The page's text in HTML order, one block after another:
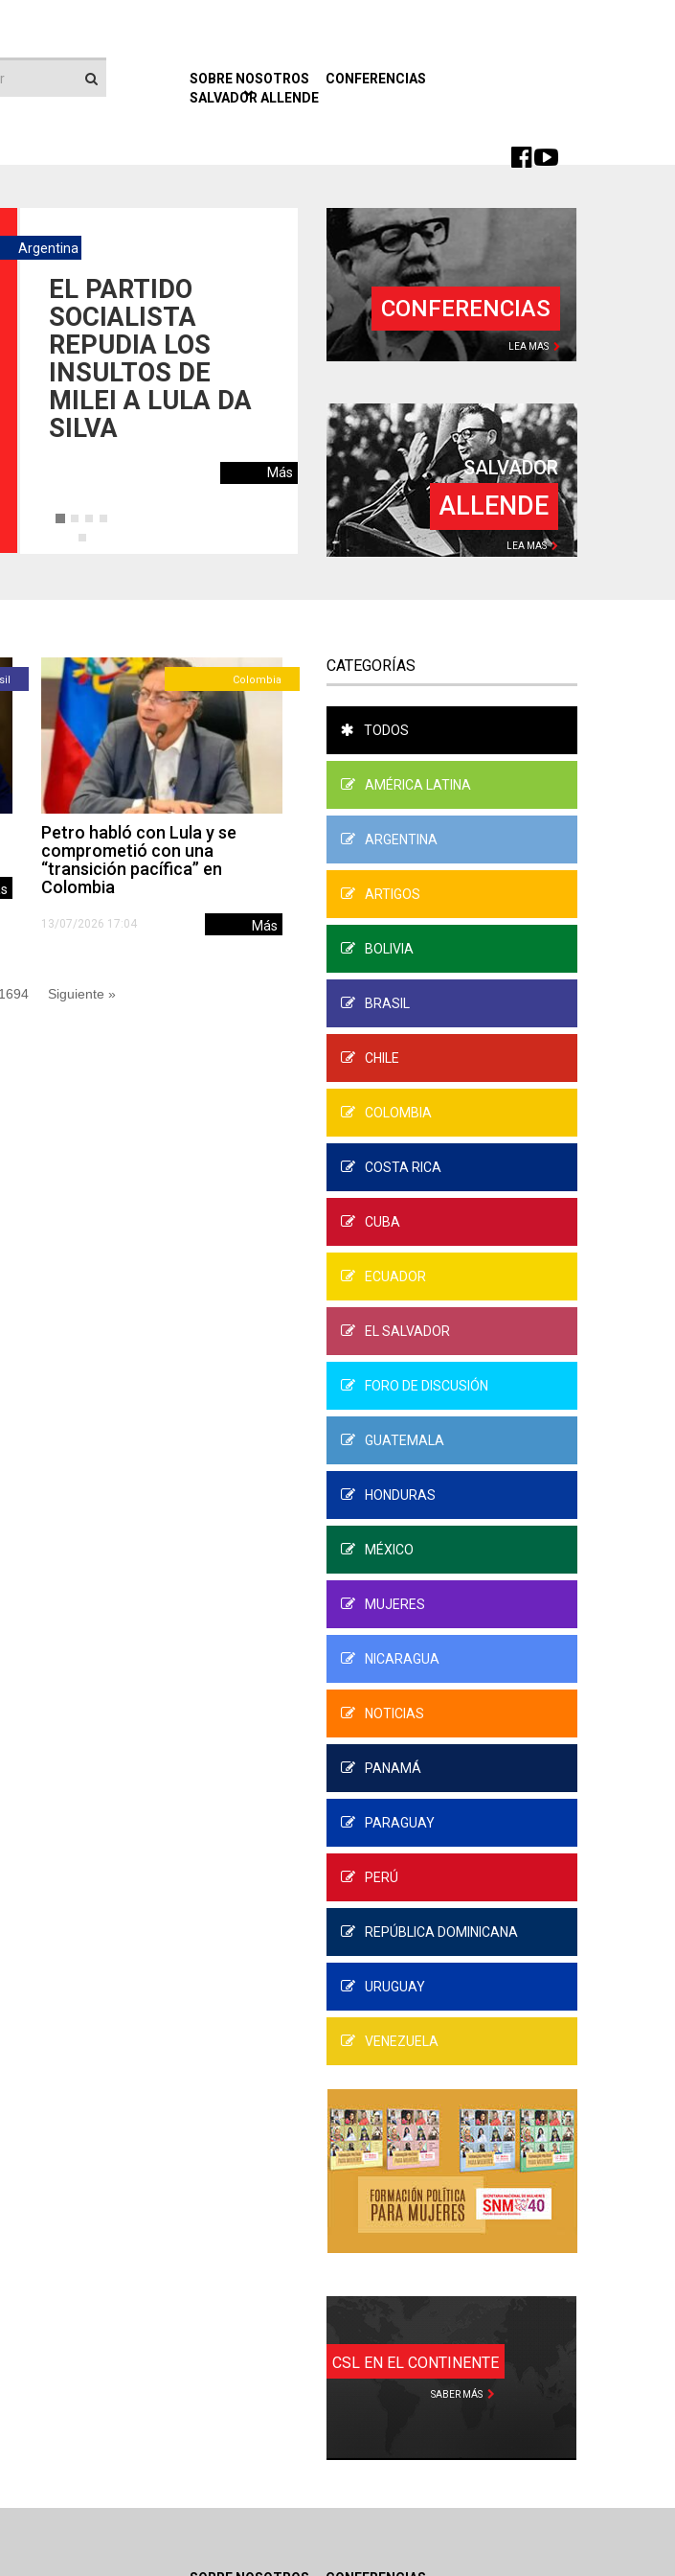
SOBRE NOSOTROS
CONFERENCIAS
SALVADOR ALLENDE
Argentina
EL PARTIDO
SOCIALISTA
REPUDIA LOS
INSULTOS DE
MILEI A LULA DA
SILVA
Más
CONFERENCIAS
LEA MAS
SALVADOR
ALLENDE
LEA MAS
Colombia
Petro habló con Lula y se
comprometió con una
“transición pacífica” en
Colombia
13/07/2026 17:04 Más
1694 Siguiente »
CATEGORÍAS
TODOS
AMÉRICA LATINA
ARGENTINA
ARTIGOS
BOLIVIA
BRASIL
CHILE
COLOMBIA
COSTA RICA
CUBA
ECUADOR
EL SALVADOR
FORO DE DISCUSIÓN
GUATEMALA
HONDURAS
MÉXICO
MUJERES
NICARAGUA
NOTICIAS
PANAMÁ
PARAGUAY
PERÚ
REPÚBLICA DOMINICANA
URUGUAY
VENEZUELA
CSL EN EL CONTINENTE
SABER MÁS